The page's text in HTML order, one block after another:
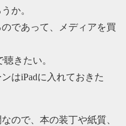
か。
であって、メディアを買
きたい。
はiPadに入れておきた
ので、本の装丁や紙質、